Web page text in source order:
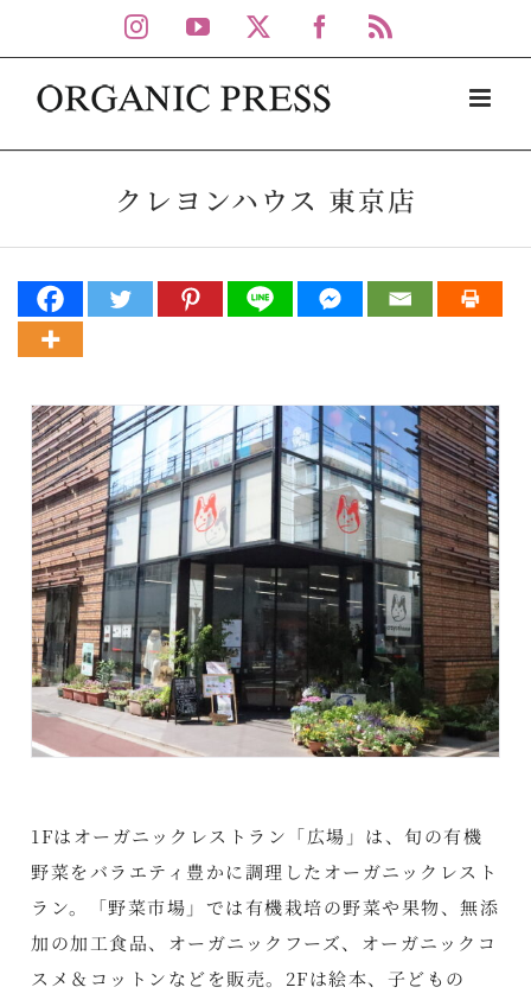
to
content
Instagram
YouTube Facebook
クレヨンハウス 東京店
1Fはオーガニックレストラン「広場」は、旬の有機
野菜をバラエティ豊かに調理したオーガニックレスト
ラン。「野菜市場」では有機栽培の野菜や果物、無添
加の加工食品、オーガニックフーズ、オーガニックコ
スメ＆コットンなどを販売。2Fは絵本、子どもの